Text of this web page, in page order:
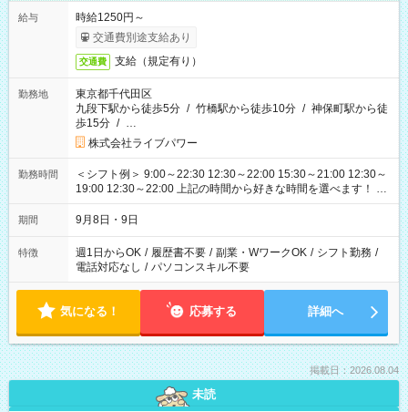
給与
時給1250円～
交通費別途支給あり
交通費 支給（規定有り）
勤務地
東京都千代田区
九段下駅から徒歩5分 / 竹橋駅から徒歩10分 / 神保町駅から徒
歩15分 / …
株式会社ライブパワー
勤務時間
＜シフト例＞ 9:00～22:30 12:30～22:00 15:30～21:00 12:30～
19:00 12:30～22:00 上記の時間から好きな時間を選べます！ ※
時間は変更となる可能性があります
期間 9月8日・9日
特徴 週1日からOK / 履歴書不要 / 副業・WワークOK / シフト勤務 /
電話対応なし / パソコンスキル不要
気になる！ 応募する 詳細へ
掲載日：2026.08.04
未読